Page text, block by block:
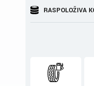
RASPOLOŽIVA